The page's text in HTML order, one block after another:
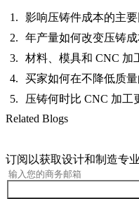
影响压铸件成本的主
年产量如何改变压铸成
材料、模具和 CNC 加
买家如何在不降低质
压铸何时比 CNC 加工
Related Blogs
订阅以获取设计和制造专